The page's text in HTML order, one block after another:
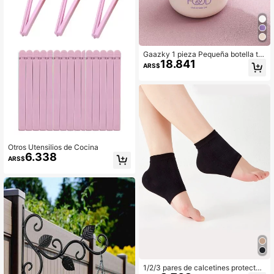
Otros Utensilios de Cocina
ARS$6.338
Gaazky 1 pieza Pequeña botella tér
mica aislada de acero inoxidable, c
aja de almuerzo, recipiente para so
ARS$18.841
1/2/3 pares de calcetines protector